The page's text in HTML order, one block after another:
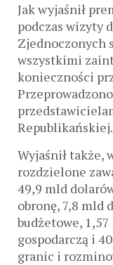
Jak wyjaśnił
podczas wizyty
Zjednoczonych
wszystkimi
konieczności
Republikańskiej.
Wyjaśnił także,
rozdzielone
49,9 mld
obronę, 7,8 mld
budżetowe,
gospodarczą i
granic i